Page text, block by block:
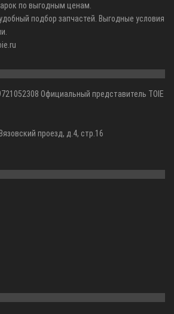
по выгодным ценам.
подбор запчастей. Выгодные условия
Официальный представитель TOIE
проезд, д.4, стр.16